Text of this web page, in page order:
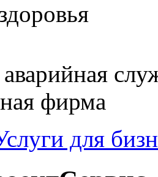
аварийная
фирма
для